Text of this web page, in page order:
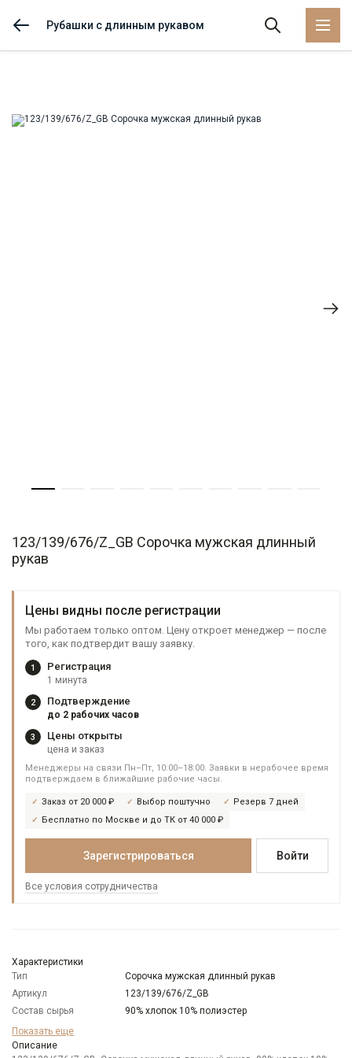
Рубашки с длинным рукавом
123/139/676/Z_GB Сорочка мужская длинный
рукав
Цены видны после регистрации
Мы работаем только оптом. Цену откроет менеджер — после
того, как подтвердит вашу заявку.
1 Регистрация
1 минута
2 Подтверждение
до 2 рабочих часов
3 Цены открыты
цена и заказ
Менеджеры на связи Пн–Пт, 10:00–18:00. Заявки в нерабочее время
подтверждаем в ближайшие рабочие часы.
Заказ от 20 000 ₽ Выбор поштучно
Резерв 7 дней
Бесплатно по Москве и до ТК от 40 000 ₽
Зарегистрироваться Войти
Все условия сотрудничества
Характеристики
Тип
Сорочка мужская длинный рукав
Артикул
123/139/676/Z_GB
Состав сырья
90% хлопок 10% полиэстер
Бренд
Модель
Показать еще
Описание